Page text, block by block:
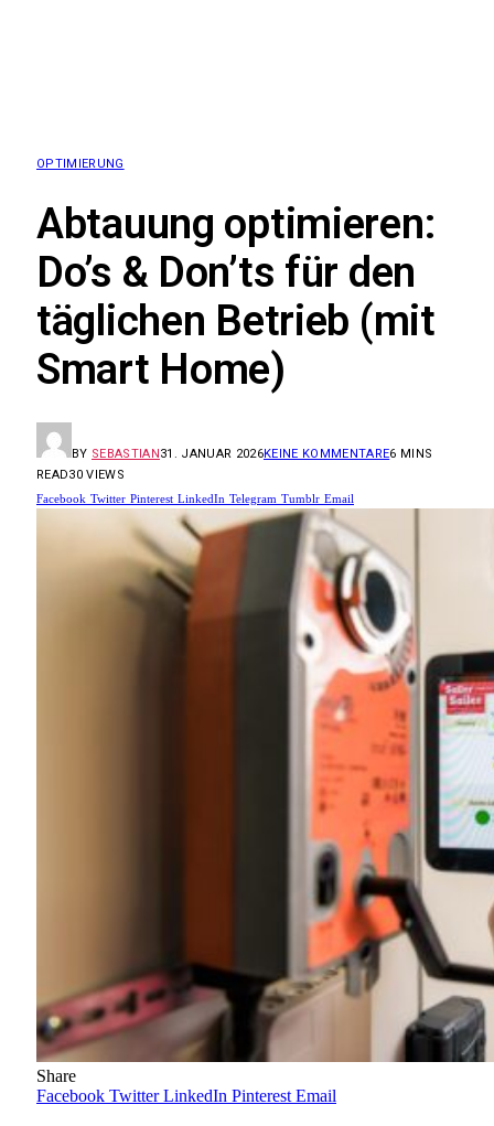
OPTIMIERUNG
Abtauung optimieren:
Do’s & Don’ts für den
täglichen Betrieb (mit
Smart Home)
BY SEBASTIAN31. JANUAR 2026KEINE KOMMENTARE6 MINS
READ30VIEWS
Facebook Twitter Pinterest LinkedIn Telegram Tumblr Email
Share
Facebook Twitter LinkedIn Pinterest Email